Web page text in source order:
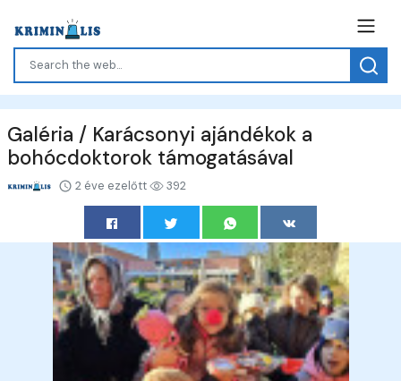
Galéria / Karácsonyi ajándékok a
bohócdoktorok támogatásával
2 éve ezelőtt 392